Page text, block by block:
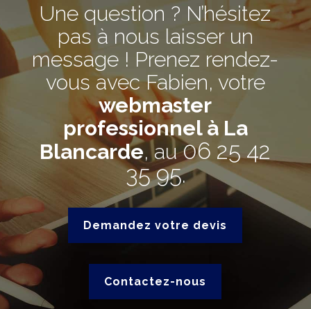
Une question ? N’hésitez
pas à nous laisser un
message ! Prenez rendez-
vous avec Fabien, votre
webmaster
professionnel à La
Blancarde, au06 25 42
35 95.
Demandez votre devis
Contactez-nous